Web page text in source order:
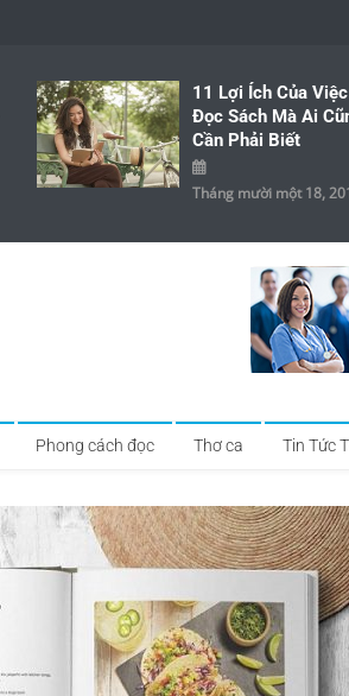
11 Lợi Ích Của Việc
Đọc Sách Mà Ai
Cần Phải Biết
Tháng mười một 18,
Phong cách đọc Thơ ca Tin Tức